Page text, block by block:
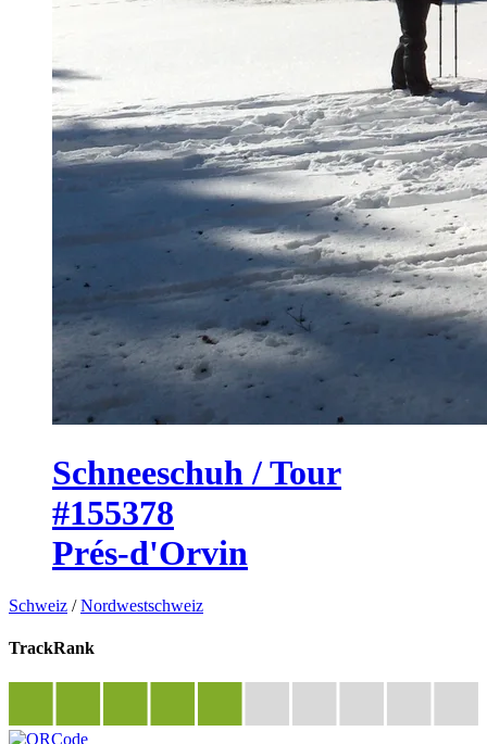
Schneeschuh / Tour
#155378
Prés-d'Orvin
Schweiz /Nordwestschweiz
TrackRank